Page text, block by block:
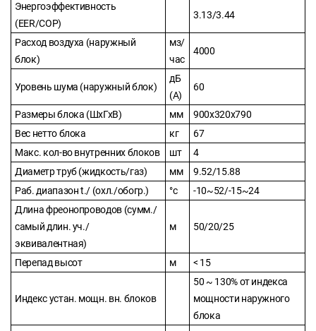
Энергоэффективность
(EER/COP)
3.13/3.44
Расход воздуха (наружный
блок)
мз/
час
4000
Уровень шума (наружный блок)
дБ
(А)
60
Размеры блока (ШхГхВ) мм
900x320x790
Вес нетто блока
кг
67
Макс. кол-во внутренних блоков
шт
4
Диаметр труб (жидкость/газ)
мм
9.52/15.88
Раб. диапазон t./ (охл./обогр.)
°с
-10~52/-15~24
Длина фреонопроводов (сумм./
самый длин. уч./
эквивалентная)
м 50/20/25
Перепад высот м < 15
Индекс устан. мощн. вн. блоков
50 ~ 130% от индекса
мощности наружного
блока